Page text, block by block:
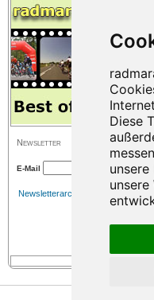
Newsletter
E-Mail
Newsletterarchiv